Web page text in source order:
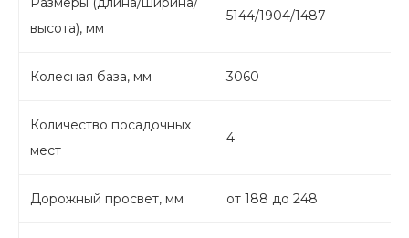
высота), мм
5144/1904/1487
Колесная база, мм 3060
Количество посадочных
мест
4
Дорожный просвет, мм от 188 до 248